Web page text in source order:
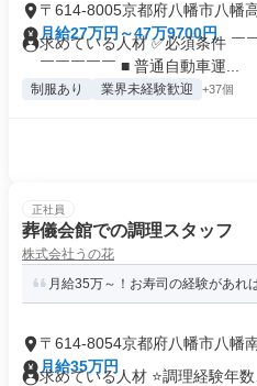
〒614-8005京都府八幡市八幡
月給27万円～47万9700円
求めている人材 ✅必須条件 ￣
￣￣￣￣￣ ■ 普通自動車運...
制服あり 業界未経験歓迎 +37個
正社員
葬儀会館での調理スタッフ
株式会社うの花
月給35万～！お寿司の経験があれ
〒614-8054京都府八幡市八幡
月給35万円
求めている人材 ⭐調理経験年